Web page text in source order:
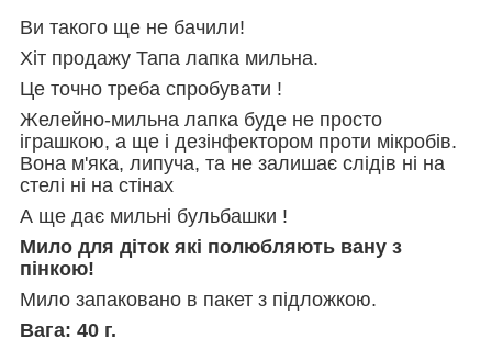
Ви такого ще не бачили!
Хіт продажу Тапа лапка мильна.
Це точно треба спробувати !
Желейно-мильна лапка буде не просто
іграшкою, а ще і дезінфектором проти мікробів.
Вона м'яка, липуча, та не залишає слідів ні на
стелі ні на стінах
А ще дає мильні бульбашки !
Мило для діток які полюбляють вану з
пінкою!
Мило запаковано в пакет з підложкою.
Вага: 40 г.